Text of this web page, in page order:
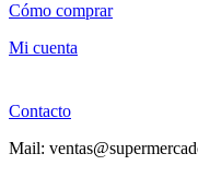
Cómo comprar
Mi cuenta
Contacto
Mail: